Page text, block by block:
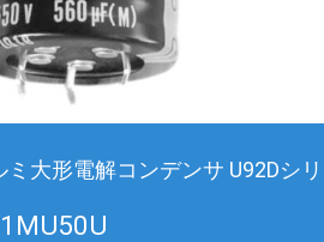
大形電解コンデンサ U92Dシ